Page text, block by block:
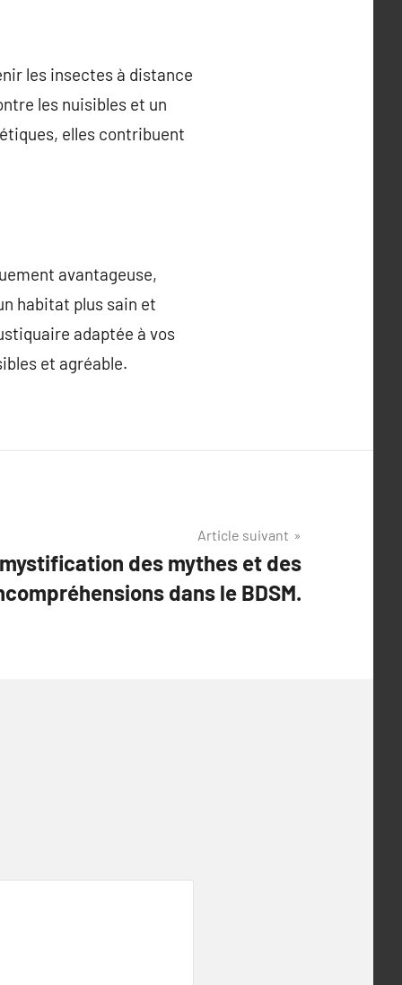
les insectes à distance
les nuisibles et un
elles contribuent
avantageuse,
habitat plus sain et
adaptée à vos
et agréable.
Article suivant
des mythes et des
dans le BDSM.